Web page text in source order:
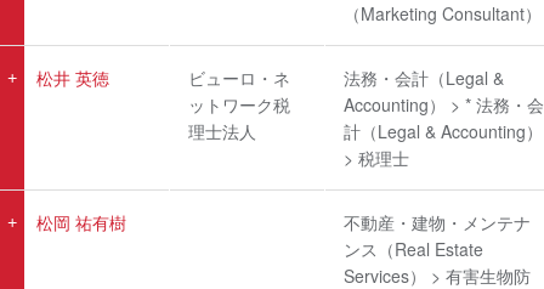
（Marketing Consultant）
松井 英徳
ビューロ・ネ
ットワーク税
理士法人
法務・会計（Legal &
Accounting） > * 法務・会
計（Legal & Accounting）
> 税理士
松岡 祐有樹
不動産・建物・メンテナ
ンス（Real Estate
Services） > 有害生物防